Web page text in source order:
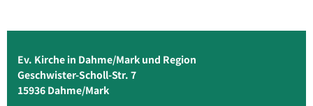
Ev. Kirche in Dahme/Mark und Region
Geschwister-Scholl-Str. 7
15936 Dahme/Mark